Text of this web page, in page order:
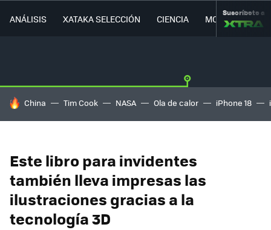
ANÁLISIS XATAKA SELECCIÓN CIENCIA MOVILIDAD
Suscríbete a
HOY SE HABLA DE
China Tim Cook NASA Ola de calor iPhone 18
Este libro para invidentes
también lleva impresas las
ilustraciones gracias a la
tecnología 3D